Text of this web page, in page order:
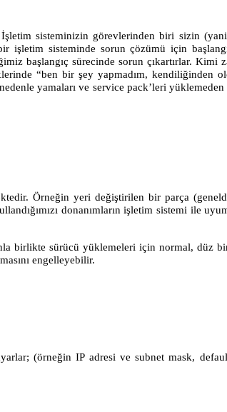
sisteminizin görevlerinden biri sizin (yani
işletim sisteminde sorun çözümü için
başlangıç sürecinde sorun çıkartırlar. Kimi
“ben bir şey yapmadım, kendiliğinden
yamaları ve service pack’leri yüklemeden
Örneğin yeri değiştirilen bir parça
donanımların işletim sistemi ile
birlikte sürücü yüklemeleri için normal, düz
engelleyebilir.
(örneğin IP adresi ve subnet mask,